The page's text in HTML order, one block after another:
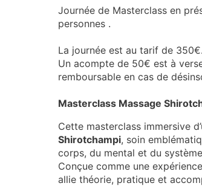
Journée de Masterclass en
personnes .
La journée est au tarif de 350€.
Un acompte de 50€ est à
remboursable en cas de
Masterclass Massage
Cette masterclass immersive
Shirotchampi, soin
corps, du mental et du
Conçue comme une
allie théorie, pratique et